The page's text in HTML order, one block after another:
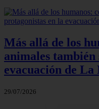
Más allá de los
animales también
evacuación de
29/07/2026